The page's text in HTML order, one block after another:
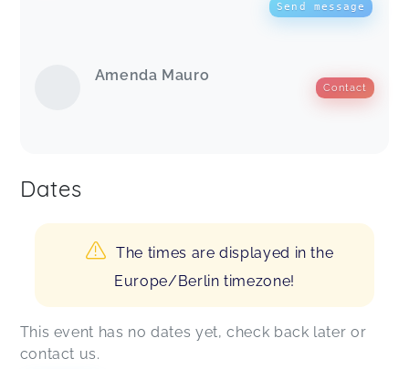
Send message
Amenda Mauro
Contact
Dates
The times are displayed in the
Europe/Berlin timezone!
This event has no dates yet, check back later or
contact us.